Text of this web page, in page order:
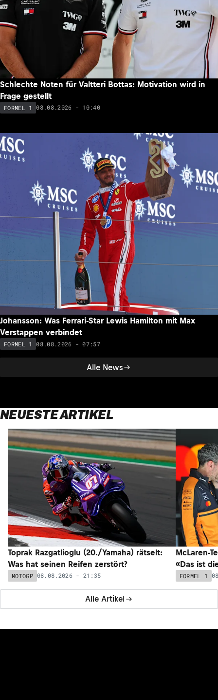
Alle News
Schlechte Noten für Valtteri Bottas: Motivation wird in
Frage gestellt
FORMEL 1 08.08.2026 - 10:40
Johansson: Was Ferrari-Star Lewis Hamilton mit Max
Verstappen verbindet
FORMEL 1 08.08.2026 - 07:57
NEUESTE ARTIKEL
Alle Artikel
Toprak Razgatlioglu (20./Yamaha) rätselt:
Was hat seinen Reifen zerstört?
MOTOGP 08.08.2026 - 21:35
McLaren-
«Das ist
FORMEL 1